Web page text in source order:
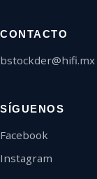
CONTACTO
bstockder@hifi.mx
SÍGUENOS
Facebook
Instagram